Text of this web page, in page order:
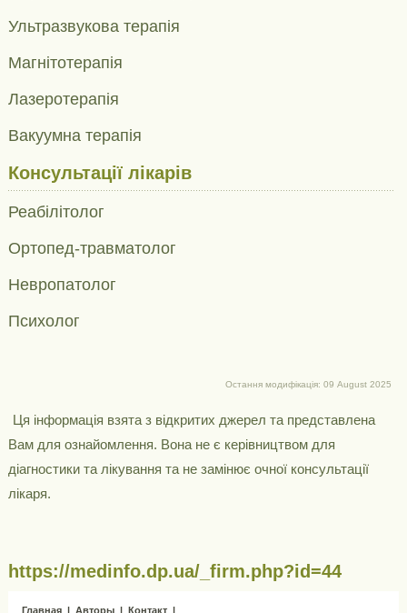
Ультразвукова терапія
Магнітотерапія
Лазеротерапія
Вакуумна терапія
Консультації лікарів
Реабілітолог
Ортопед-травматолог
Невропатолог
Психолог
Остання модифікація: 09 August 2025
Ця інформація взята з відкритих джерел та представлена ​​
Вам для ознайомлення. Вона не є керівництвом для
діагностики та лікування та не замінює очної консультації
лікаря.
https://medinfo.dp.ua/_firm.php?id=44
Главная | Авторы | Контакт |